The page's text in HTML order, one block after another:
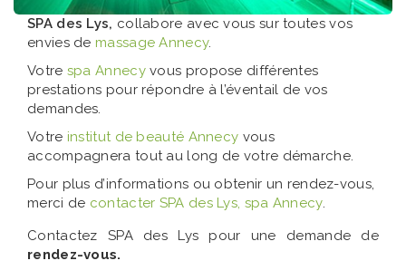
SPA des Lys, collabore avec vous sur toutes vos
envies de massage Annecy.
Votre spa Annecyvous propose différentes
prestations pour répondre à l’éventail de vos
demandes.
Votre institut de beauté Annecy vous
accompagnera tout au long de votre démarche.
Pour plus d’informations ou obtenir un rendez-vous,
merci de contacter SPA des Lys, spa Annecy.
Contactez SPA des Lys pour une demande de
rendez-vous.